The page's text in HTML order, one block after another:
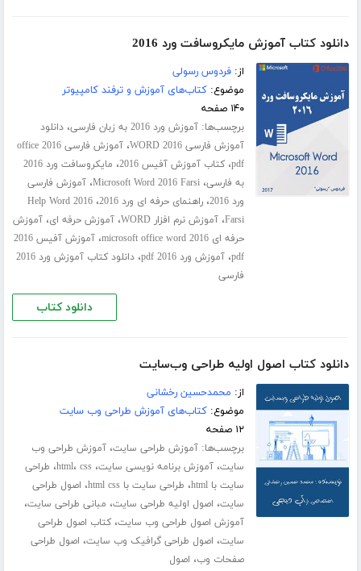
دانلود کتاب آموزش مایکروسافت ورد 2016
از:فردوس رسولی
موضوع:کتاب‌های آموزش و ترفند کامپیوتر
۱۴۰ صفحه
برچسب‌ها:آموزش ورد 2016 به زبان فارسی ،دانلود
آموزش فارسی WORD 2016
،
آموزش فارسی office 2016
pdf،کتاب آموزش آفیس 2016 ،
مایکروسافت ورد 2016
به فارسی،Microsoft Word 2016 Farsi،آموزش فارسی
ورد 2016
،راهنمای حرفه ای ورد 2016 ،Help Word 2016
Farsi،آموزش نرم افزار WORD ،آموزش حرفه ای،آموزش
حرفه ای microsoft office word 2016
،
آموزش آفیس 2016
pdf،آموزش ورد 2016 pdf ،
دانلود کتاب آموزش ورد 2016
فارسی
دانلود کتاب
دانلود کتاب اصول اولیه طراحی وب‌سایت
از: محمد‌حسین رخشانی
موضوع:کتاب‌های آموزش طراحی وب سایت
۱۲ صفحه
برچسب‌ها:آموزش طراحی سایت،آموزش طراحی وب
سایت،آموزش برنامه نویسی سایت، html، css ، طراحی
سایت با html
، طراحی سایت با html css ، اصول طراحی
سایت، اصول اولیه طراحی سایت، مبانی طراحی سایت،
آموزش اصول طراحی وب سایت،کتاب اصول طراحی
سایت، اصول طراحی گرافیک وب سایت، اصول طراحی
صفحات وب، اصول